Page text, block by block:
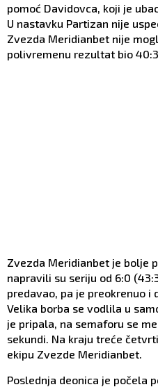
pomoć Davidovca, koji je
U nastavku Partizan nije
Zvezda Meridianbet nije
polivremenu rezultat bio
Zvezda Meridianbet je bolje
napravili su seriju od 6:0
predavao, pa je preokrenuo i
Velika borba se vodlila u
je pripala, na semaforu se
sekundi. Na kraju treće
ekipu Zvezde Meridianbet.
Poslednja deonica je počela